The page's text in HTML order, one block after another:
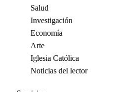
Salud
Investigación
Economía
Arte
Iglesia Católica
Noticias del lector